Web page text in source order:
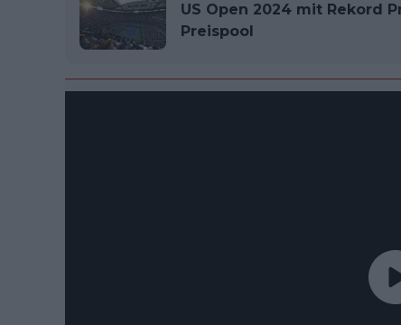
US Open 2024 mit Rekord
Preispool